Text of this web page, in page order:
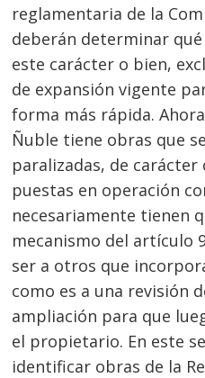
reglamentaria de la
deberán determinar
este carácter o bien,
de expansión vigente
forma más rápida.
Ñuble tiene obras que
paralizadas, de
puestas en operación
necesariamente tienen
mecanismo del artículo
ser a otros que
como es a una revisión
ampliación para que
el propietario. En este
identificar obras de la
Navegación
de
entradas